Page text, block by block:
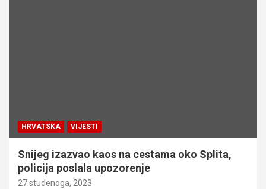
HRVATSKA VIJESTI
Snijeg izazvao kaos na cestama oko Splita,
policija poslala upozorenje
27 studenoga, 2023